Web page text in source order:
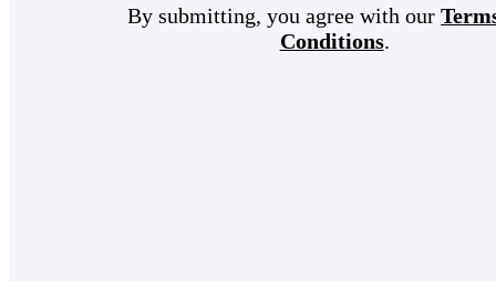
By submitting, you agree with our
Conditions.